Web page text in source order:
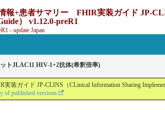
報+患者サマリー FHIR実装ガイド JP-
） v1.12.0-preR1
- update Japan
トJLAC11 HIV-1+2抗体(希釈倍率)
イド JP-CLINS（CLinical Information Sharing
of published versions